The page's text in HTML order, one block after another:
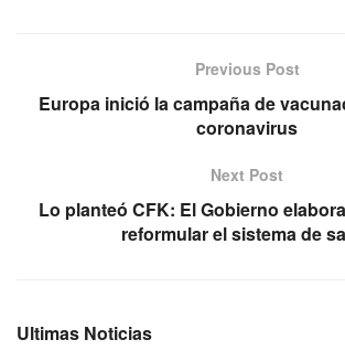
Previous Post
Europa inició la campaña de
coronavirus
Next Post
Lo planteó CFK: El Gobierno
reformular el sistema de
Ultimas Noticias